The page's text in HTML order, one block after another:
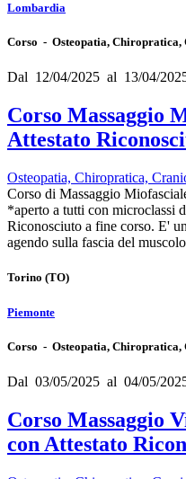
Lombardia
Corso - Osteopatia, Chiropratica,
Dal 12/04/2025 al 13/04/
Corso Massaggio
Attestato
Osteopatia, Chiropratica,
Corso di Massaggio
*aperto a tutti con microclassi
Riconosciuto a fine corso. E'
agendo sulla fascia del
Torino (TO)
Piemonte
Corso - Osteopatia, Chiropratica,
Dal 03/05/2025 al 04/05/
Corso Massaggio
con Attestato